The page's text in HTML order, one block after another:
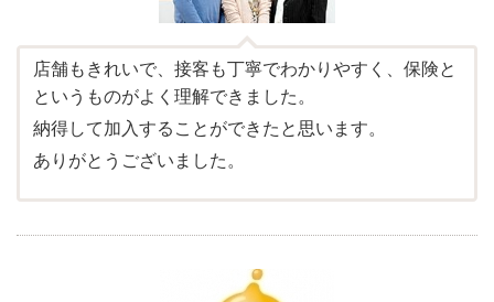
店舗もきれいで、接客も丁寧でわかりやすく、保険と
というものがよく理解できました。
納得して加入することができたと思います。
ありがとうございました。